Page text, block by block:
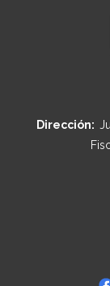
Dirección: